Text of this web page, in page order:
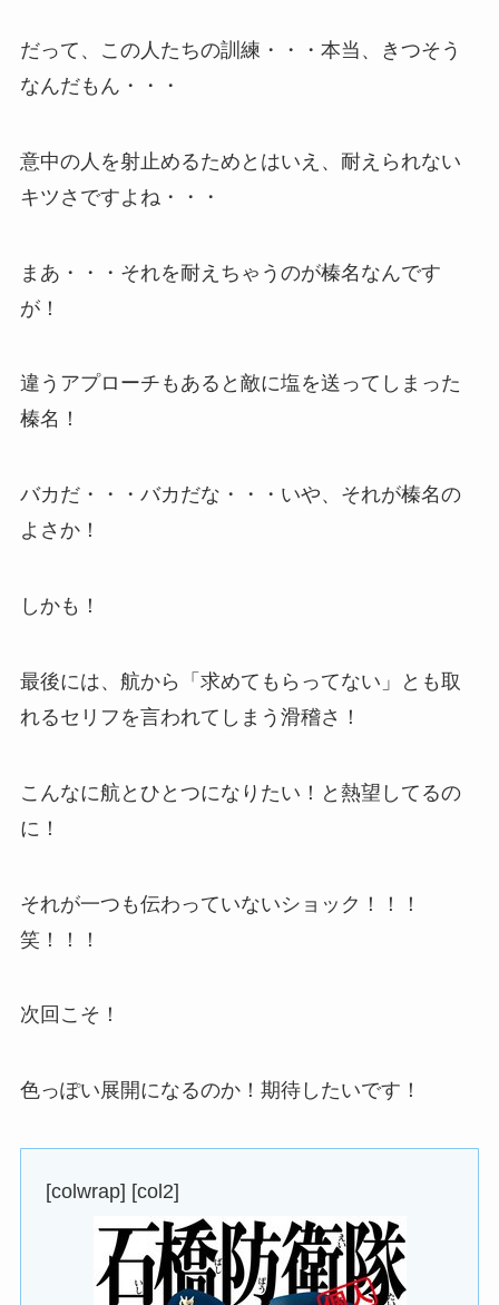
だって、この人たちの訓練・・・本当、きつそう
なんだもん・・・
意中の人を射止めるためとはいえ、耐えられない
キツさですよね・・・
まあ・・・それを耐えちゃうのが榛名なんです
が！
違うアプローチもあると敵に塩を送ってしまった
榛名！
バカだ・・・バカだな・・・いや、それが榛名の
よさか！
しかも！
最後には、航から「求めてもらってない」とも取
れるセリフを言われてしまう滑稽さ！
こんなに航とひとつになりたい！と熱望してるの
に！
それが一つも伝わっていないショック！！！
笑！！！
次回こそ！
色っぽい展開になるのか！期待したいです！
[colwrap] [col2]